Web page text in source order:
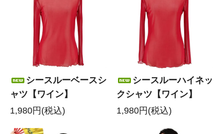
シースルーベースシ
ャツ【ワイン】
1,980円(税込)
シースルーハイネッ
クシャツ【ワイン】
1,980円(税込)